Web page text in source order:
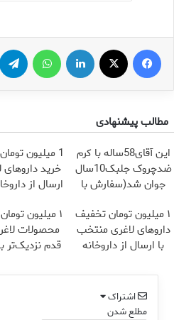
فیس بوک لینکدین
مطالب پیشنهادی
این آقای58ساله با کرم
ضدچروک جلبک10سال
جوان شد(سفارش با
1 میلیون
خرید داروهای
ارسال از
۱ میلیون تومان تخفیف
داروهای لاغری منتخب
با ارسال از داروخانه
۱ میلیون
محصولات
قدم نزدیک‌تر
اشتراک
مطلع شدن